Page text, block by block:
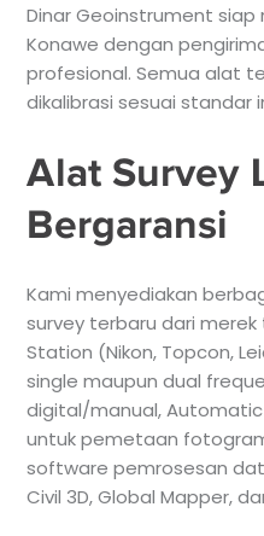
Dinar Geoinstrument siap
Konawe dengan
profesional. Semua alat
dikalibrasi sesuai standar
Alat Survey
Bergaransi
Kami menyediakan
survey terbaru dari
Station (Nikon, Topcon,
single maupun dual
digital/manual,
untuk pemetaan
software pemrosesan
Civil 3D, Global Mapper,